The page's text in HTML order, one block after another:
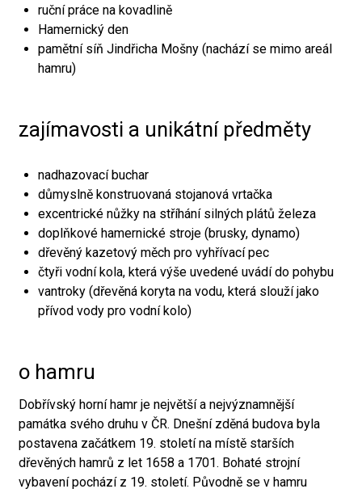
ruční práce na kovadlině
Hamernický den
pamětní síň Jindřicha Mošny (nachází se mimo areál
hamru)
zajímavosti a unikátní předměty
nadhazovací buchar
důmyslně konstruovaná stojanová vrtačka
excentrické nůžky na stříhání silných plátů železa
doplňkové hamernické stroje (brusky, dynamo)
dřevěný kazetový měch pro vyhřívací pec
čtyři vodní kola, která výše uvedené uvádí do pohybu
vantroky (dřevěná koryta na vodu, která slouží jako
přívod vody pro vodní kolo)
o hamru
Dobřívský horní hamr je největší a nejvýznamnější
památka svého druhu v ČR. Dnešní zděná budova byla
postavena začátkem 19. století na místě starších
dřevěných hamrů z let 1658 a 1701. Bohaté strojní
vybavení pochází z 19. století. Původně se v hamru